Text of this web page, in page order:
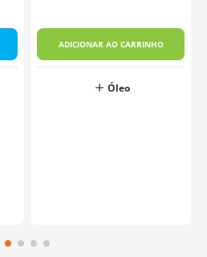
ADICIONAR AO CARRINHO
Óleo